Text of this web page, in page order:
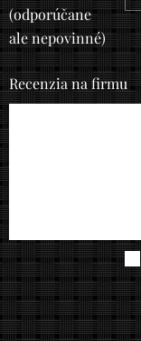
(odporúčane
ale nepovinné)
Recenzia na firmu